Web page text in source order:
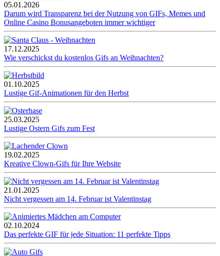
05.01.2026
Darum wird Transparenz bei der Nutzung von GIFs, Memes und
Online Casino Bonusangeboten immer wichtiger
17.12.2025
Wie verschickst du kostenlos Gifs an Weihnachten?
01.10.2025
Lustige Gif-Animationen für den Herbst
25.03.2025
Lustige Ostern Gifs zum Fest
19.02.2025
Kreative Clown-Gifs für Ihre Website
21.01.2025
Nicht vergessen am 14. Februar ist Valentinstag
02.10.2024
Das perfekte GIF für jede Situation: 11 perfekte Tipps